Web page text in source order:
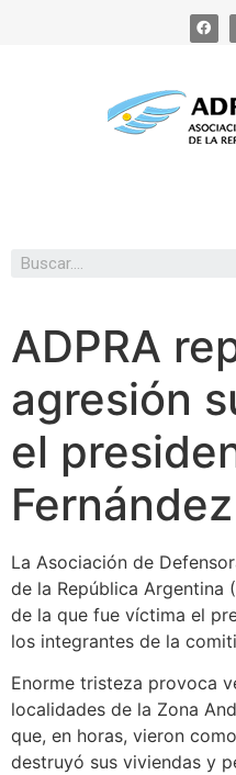
ADPRA
agresión
el
Fernández
La Asociación de
de la República Argentina
de la que fue víctima el
los integrantes de la
Enorme tristeza provoca
localidades de la Zona
que, en horas, vieron
destruyó sus viviendas y